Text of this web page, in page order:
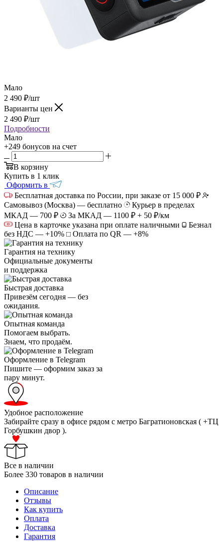
Мало
2 490 ₽/шт
Варианты цен
2 490 ₽/шт
Подробности
Мало
+249 бонусов на счет
В корзину
Купить в 1 клик
Оформить в
Бесплатная доставка по России, при заказе от 15 000 ₽
Самовывоз (Москва) — бесплатно
Курьер в пределах
МКАД — 700 ₽
За МКАД — 1100 ₽ + 50 ₽/км
Цена в карточке указана при оплате наличными
Безнал
без НДС — +10%
Оплата по QR — +8%
Гарантия на технику
Официальные документы
и поддержка
Быстрая доставка
Привезём сегодня — без
ожидания.
Опытная команда
Помогаем выбрать.
Знаем, что продаём.
Оформление в Telegram
Пишите — оформим заказ за
пару минут.
Удобное расположение
Забирайте сразу в офисе рядом с метро Багратионовская ( +ТЦ
Горбушкин двор ).
Все в наличии
Более 330 товаров в наличии
Описание
Отзывы
Как купить
Оплата
Доставка
Гарантия